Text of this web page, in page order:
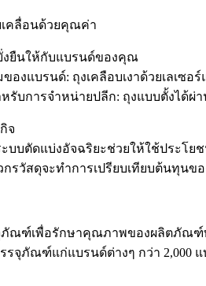
คลื่อนด้วยคุณค่า
งยืนให้กับแบรนด์ของคุณ
ของแบรนด์: ถุงเคลือบเงาด้วยเลเ
รับการจำหน่ายปลีก: ถุงแบบตั้งได้ผ่
จ
ะบบตัดแบ่งอัจฉริยะช่วยให้ใช้ประโย
กรวัสดุจะทำการเปรียบเทียบต้นทุน
ภัณฑ์เพื่อรักษาคุณภาพของผลิตภัณ
จุภัณฑ์แก่แบรนด์ต่างๆ กว่า 2,000